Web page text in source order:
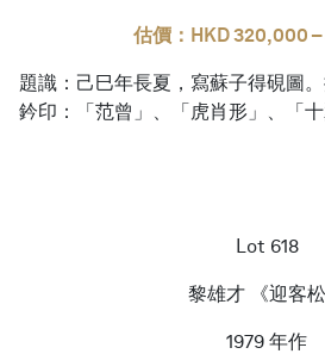
估價：HKD 320,000
題識：己巳年長夏，寫蘇子得硯圖
鈐印：「范曾」、「虎肖形」、「十
Lot 618
黎雄才 《迎客松
1979 年作